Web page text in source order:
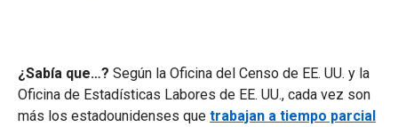
¿Sabía que…? Según la Oficina del Censo de EE. UU. y la
Oficina de Estadísticas Labores de EE. UU., cada vez son
más los estadounidenses que trabajan a tiempo parcial